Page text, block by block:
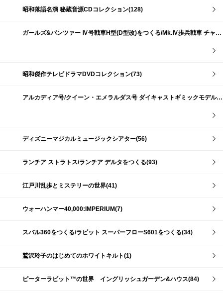
昭和落語名演 秘蔵音源CDコレクション(128)
ガールズ&パンツァー Ⅳ号戦車H型(D型改)をつくる/Mk.Ⅳ歩兵戦車 チャーチルMk.Ⅶをつくる(191)
昭和傑作テレビドラマDVDコレクション(73)
アルカディア号/クイーン・エメラルダス号 ダイキャストギミックモデルをつくる(159)
ディズニーマジカルミュージックシアター(56)
ランチア ストラトス/ランチア デルタをつくる(93)
江戸川乱歩とミステリーの世界(41)
ウォーハンマー40,000:IMPERIUM(7)
スバル360をつくる/ラビット スーパーフローS601をつくる(34)
鷲沢玲子のはじめてのホワイトキルト(1)
ピーターラビット™の世界 イングリッシュガーデン&ハウス(84)